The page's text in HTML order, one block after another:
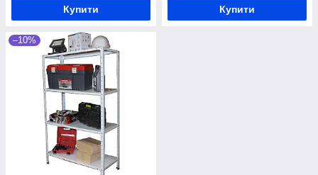
Купити Купити
–10%